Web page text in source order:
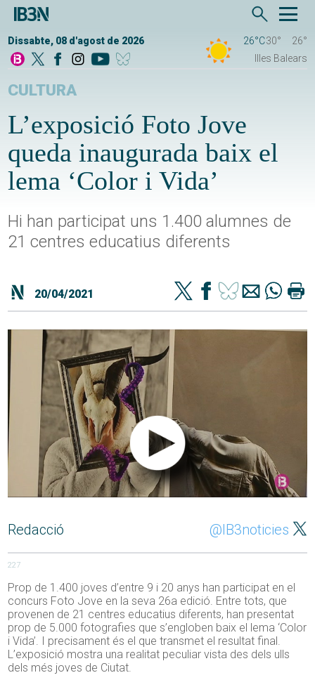
Dissabte, 08 d'agost de 2026 26°C30°
26°
Illes Balears
CULTURA
L’exposició Foto Jove
queda inaugurada baix el
lema ‘Color i Vida’
Hi han participat uns 1.400 alumnes de
21 centres educatius diferents
20/04/2021
Redacció @IB3noticies
227
Prop de 1.400 joves d’entre 9 i 20 anys han participat en el
concurs Foto Jove en la seva 26a edició. Entre tots, que
provenen de 21 centres educatius diferents, han presentat
prop de 5.000 fotografies que s’engloben baix el lema ‘Color
i Vida’. I precisament és el que transmet el resultat final.
L’exposició mostra una realitat peculiar vista des dels ulls
dels més joves de Ciutat.